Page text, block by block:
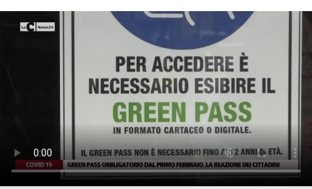
LaC
LACITYMAG.IT
ILREGGINO.IT